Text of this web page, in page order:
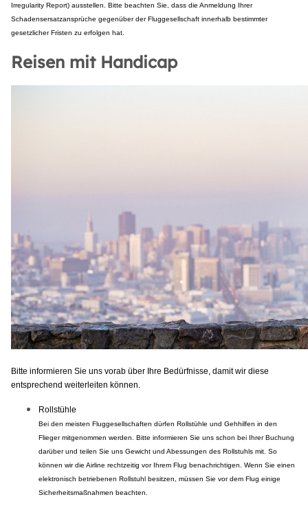
Irregularity Report) ausstellen. Bitte beachten Sie, dass die Anmeldung Ihrer
Schadensersatzansprüche gegenüber der Fluggesellschaft innerhalb bestimmter
gesetzlicher Fristen zu erfolgen hat.
Reisen mit Handicap
Bitte informieren Sie uns vorab über Ihre Bedürfnisse, damit wir diese
entsprechend weiterleiten können.
Rollstühle
Bei den meisten Fluggesellschaften dürfen Rollstühle und Gehhilfen in den
Flieger mitgenommen werden. Bitte informieren Sie uns schon bei Ihrer Buchung
darüber und teilen Sie uns Gewicht und Abessungen des Rollstuhls mit. So
können wir die Airline rechtzeitig vor Ihrem Flug benachrichtigen. Wenn Sie einen
elektronisch betriebenen Rollstuhl besitzen, müssen Sie vor dem Flug einige
Sicherheitsmaßnahmen beachten.